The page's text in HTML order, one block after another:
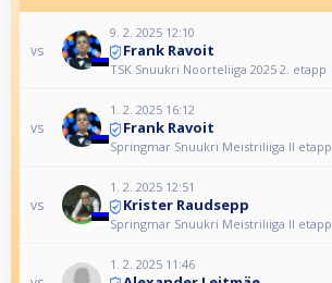
vs
9. 2. 2025 12:10
Frank Ravoit
TSK Snuukri Noorteliiga 2025 2. etapp
vs
1. 2. 2025 16:12
Frank Ravoit
Springmar Snuukri Meistriliiga II etapp
vs
1. 2. 2025 12:51
Krister Raudsepp
Springmar Snuukri Meistriliiga II etapp
1. 2. 2025 11:46